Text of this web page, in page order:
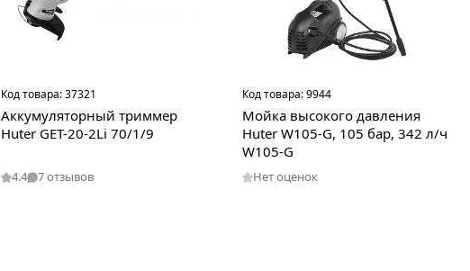
Код товара:37321
Аккумуляторный триммер
Huter GET-20-2Li 70/1/9
4.4 7 отзывов
Код товара:9944
Мойка высокого давления
Huter W105-G, 105 бар, 342 л/ч
W105-G
Нет оценок